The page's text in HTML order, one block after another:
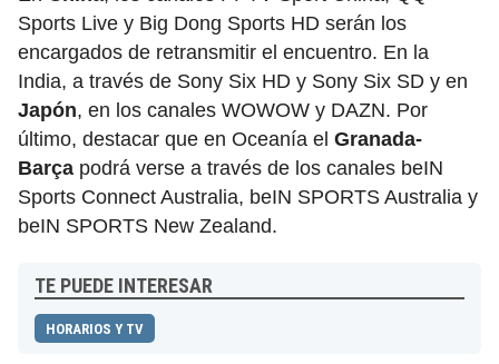
Sports Live y Big Dong Sports HD serán los
encargados de retransmitir el encuentro. En la
India, a través de Sony Six HD y Sony Six SD y en
Japón, en los canales WOWOW y DAZN. Por
último, destacar que en Oceanía el Granada-
Barça podrá verse a través de los canales beIN
Sports Connect Australia, beIN SPORTS Australia y
beIN SPORTS New Zealand.
TE PUEDE INTERESAR
HORARIOS Y TV